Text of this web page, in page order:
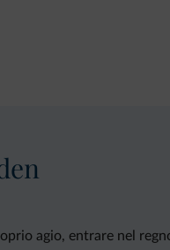
agio, entrare nel